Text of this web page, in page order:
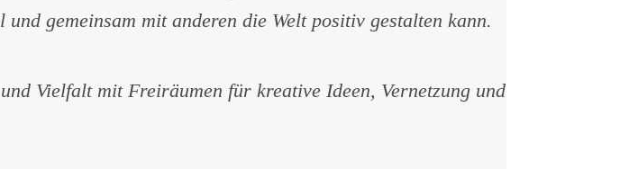
gemeinsam mit anderen die Welt positiv gestalten kann.
Vielfalt mit Freiräumen für kreative Ideen, Vernetzung und